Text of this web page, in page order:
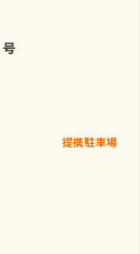
確認さ
な期間
提携駐車場